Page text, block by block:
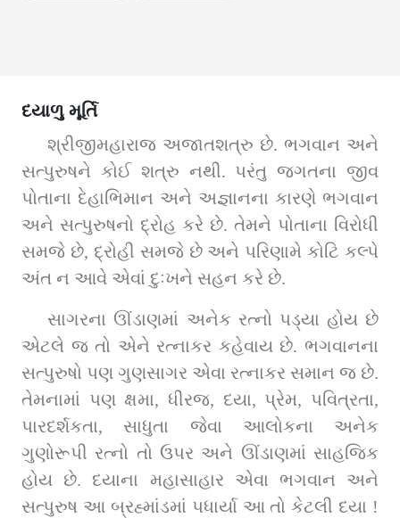
દયાળુ મૂર્તિ
શ્રીજીમહારાજ અજાતશત્રુ છે. ભગવાન અને
સત્પુરુષને કોઈ શત્રુ નથી. પરંતુ જગતના જીવ
પોતાના દેહાભિમાન અને અજ્ઞાનના કારણે ભગવાન
અને સત્પુરુષનો દ્રોહ કરે છે. તેમને પોતાના વિરોધી
સમજે છે, દ્રોહી સમજે છે અને પરિણામે કોટિ કલ્પે
અંત ન આવે એવાં દુઃખને સહન કરે છે.
સાગરના ઊંડાણમાં અનેક રત્નો પડ્યા હોય છે
એટલે જ તો એને રત્નાકર કહેવાય છે. ભગવાનના
સત્પુરુષો પણ ગુણસાગર એવા રત્નાકર સમાન જ છે.
તેમનામાં પણ ક્ષમા, ધીરજ, દયા, પ્રેમ, પવિત્રતા,
પારદર્શકતા, સાધુતા જેવા આલોકના અનેક
ગુણોરૂપી રત્નો તો ઉપર અને ઊંડાણમાં સાહજિક
હોય છે. દયાના મહાસાહાર એવા ભગવાન અને
સત્પુરુષ આ બ્રહ્માંડમાં પધાર્યા આ તો કેટલી દયા !